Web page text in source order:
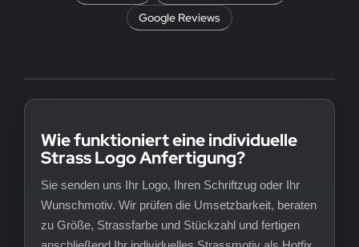
Google Reviews
Wie funktioniert eine individuelle
Strass Logo Anfertigung?
Sie senden uns Ihr Logo, Ihren Schriftzug oder Ihr
Wunschmotiv. Wir prüfen die Umsetzbarkeit, beraten
zu Größe, Strassfarbe und Stückzahl und fertigen